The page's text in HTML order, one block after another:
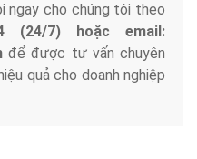
ngay cho chúng tôi theo
(24/7) hoặc email:
để được tư vấn chuyên
quả cho doanh nghiệp